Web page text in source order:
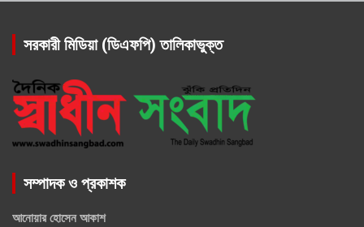
সরকারী মিডিয়া (ডিএফপি) তালিকাভুক্ত
সম্পাদক ও প্রকাশক
আনোয়ার হোসেন আকাশ